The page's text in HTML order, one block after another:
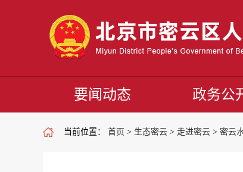
要闻动态 政务公
当前位置： 首页 > 生态密云 > 走进密云 > 密云